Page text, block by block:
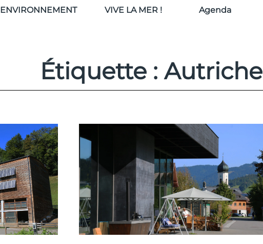
ENVIRONNEMENT VIVE LA MER ! Agenda
Étiquette : Autriche